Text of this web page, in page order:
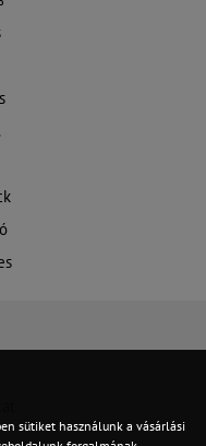
sütiket használunk a vásárlási